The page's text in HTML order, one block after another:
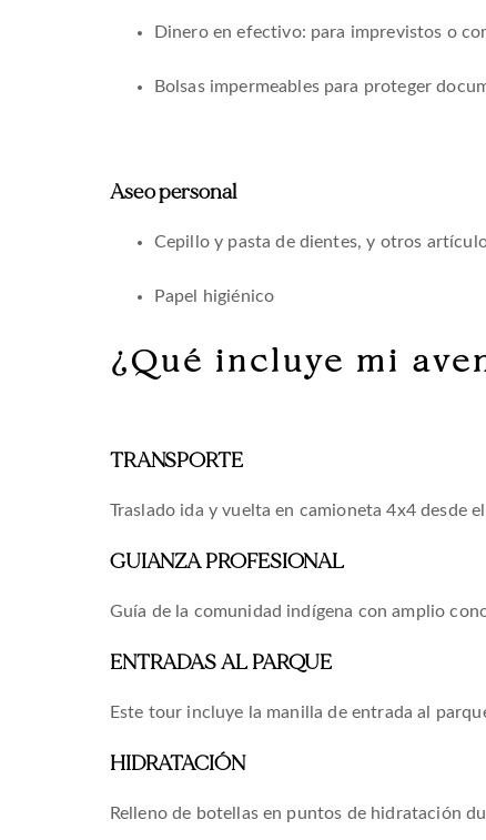
Dinero en efectivo: para imprevistos o
Bolsas impermeables para proteger
Aseo personal
Cepillo y pasta de dientes, y otros
Papel higiénico
¿Qué incluye mi
TRANSPORTE
Traslado ida y vuelta en camioneta 4x4 desde
GUIANZA PROFESIONAL
Guía de la comunidad indígena con amplio
ENTRADAS AL PARQUE
Este tour incluye la manilla de entrada al
HIDRATACIÓN
Relleno de botellas en puntos de hidratación